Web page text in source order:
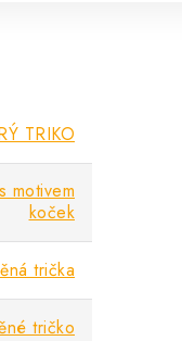
TRIKO
motivem
koček
trička
tričko